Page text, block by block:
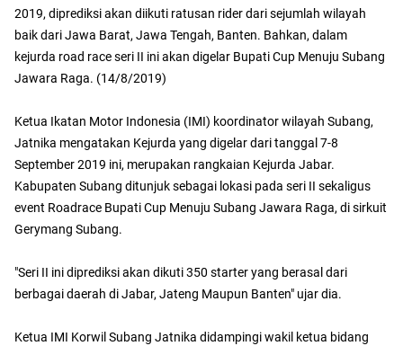
2019, diprediksi akan diikuti ratusan rider dari sejumlah wilayah
baik dari Jawa Barat, Jawa Tengah, Banten. Bahkan, dalam
kejurda road race seri II ini akan digelar Bupati Cup Menuju Subang
Jawara Raga. (14/8/2019)
Ketua Ikatan Motor Indonesia (IMI) koordinator wilayah Subang,
Jatnika mengatakan Kejurda yang digelar dari tanggal 7-8
September 2019 ini, merupakan rangkaian Kejurda Jabar.
Kabupaten Subang ditunjuk sebagai lokasi pada seri II sekaligus
event Roadrace Bupati Cup Menuju Subang Jawara Raga, di sirkuit
Gerymang Subang.
"Seri II ini diprediksi akan dikuti 350 starter yang berasal dari
berbagai daerah di Jabar, Jateng Maupun Banten" ujar dia.
Ketua IMI Korwil Subang Jatnika didampingi wakil ketua bidang